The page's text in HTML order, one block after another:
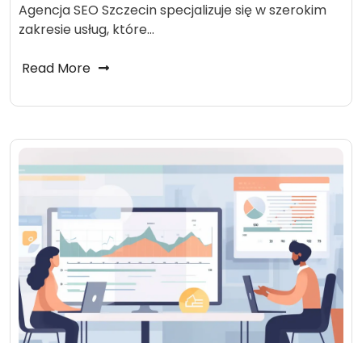
Agencja SEO Szczecin specjalizuje się w szerokim
zakresie usług, które…
Read More